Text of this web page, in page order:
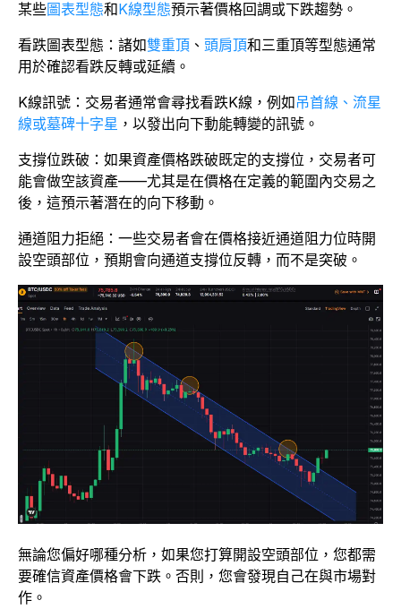
某些圖表型態和K線型態預示著價格回調或下跌趨勢。
看跌圖表型態：諸如雙重頂 、 頭肩頂和三重頂等型態通常
用於確認看跌反轉或延續。
K線訊號：交易者通常會尋找看跌K線，例如吊首線、流星
線或墓碑十字星 ，以發出向下動能轉變的訊號。
支撐位跌破：如果資產價格跌破既定的支撐位，交易者可
能會做空該資產——尤其是在價格在定義的範圍內交易之
後，這預示著潛在的向下移動。
通道阻力拒絕：一些交易者會在價格接近通道阻力位時開
設空頭部位，預期會向通道支撐位反轉，而不是突破。
無論您偏好哪種分析，如果您打算開設空頭部位，您都需
要確信資產價格會下跌。否則，您會發現自己在與市場對
作。